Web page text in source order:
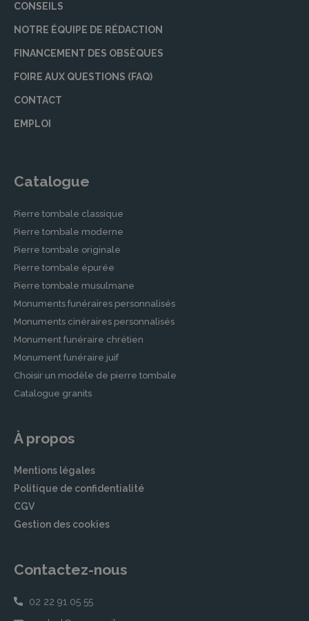
CONSEILS
NOTRE ÉQUIPE DE RÉDACTION
FINANCEMENT DES OBSÈQUES
FOIRE AUX QUESTIONS (FAQ)
CONTACT
EMPLOI
Catalogue
Pierre tombale classique
Pierre tombale moderne
Pierre tombale originale
Pierre tombale épurée
Pierre tombale musulmane
Monuments funéraires personnalisés
Monuments cinéraires personnalisés
Monument funéraire chrétien
Monument funéraire juif
Choisir un modèle de pierre tombale
Catalogue granits
À propos
Mentions légales
Politique de confidentialité
CGV
Gestion des cookies
Contactez-nous
02 22 91 05 55